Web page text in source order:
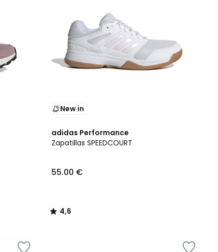
New in
adidas Performance
Zapatillas SPEEDCOURT
55.00 €
4,6
/ 5
4,6
/